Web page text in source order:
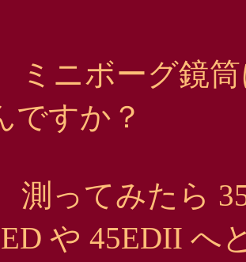
ミニボーグ鏡
ですか？
測ってみたら
や 45EDII へ